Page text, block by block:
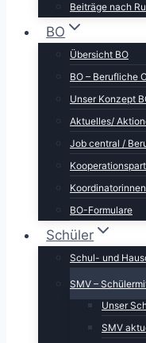
Beiträge nach
BO
Übersicht BO
BO – Berufliche
Unser Konzept
Aktuelles/
Job central /
BO-Formulare
Schüler
Schul- und
SMV –
Unser
SMV